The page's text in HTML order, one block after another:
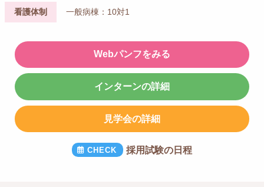
看護体制 一般病棟：10対1
Webパンフをみる
インターンの詳細
見学会の詳細
採用試験の日程